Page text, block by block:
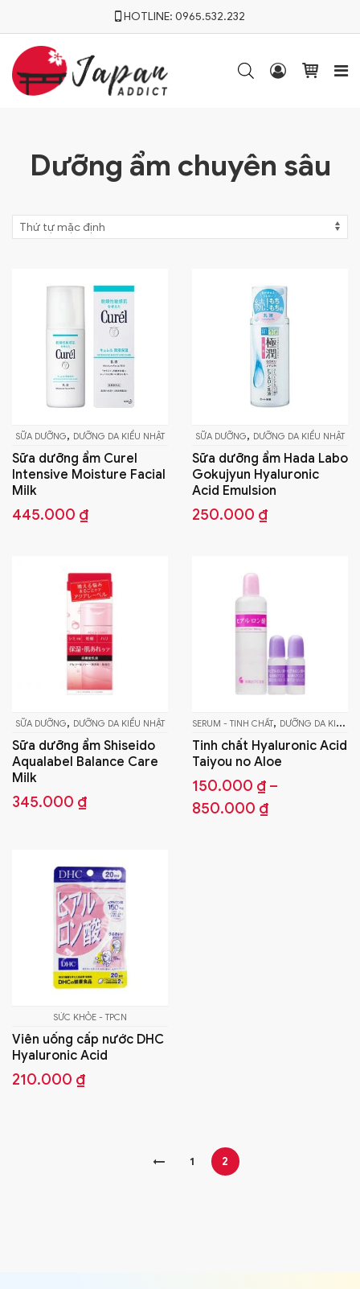
HOTLINE: 0965.532.232
  
Dưỡng ẩm chuyên sâu
SỮA DƯỠNG, DƯỠNG DA KIỂU NHẬT
Sữa dưỡng ẩm Curel
Intensive Moisture Facial
Milk
445.000 ₫
SỮA DƯỠNG, DƯỠNG DA KIỂU NHẬT
Sữa dưỡng ẩm Hada Labo
Gokujyun Hyaluronic
Acid Emulsion
250.000 ₫
SỮA DƯỠNG, DƯỠNG DA KIỂU NHẬT
Sữa dưỡng ẩm Shiseido
Aqualabel Balance Care
Milk
345.000 ₫
SERUM - TINH CHẤT, DƯỠNG DA KIỂU NHẬT
Tinh chất Hyaluronic Acid
Taiyou no Aloe
150.000 ₫ –
850.000 ₫
SỨC KHỎE - TPCN
Viên uống cấp nước DHC
Hyaluronic Acid
210.000 ₫
← 1 2